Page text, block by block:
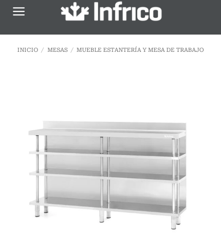
Saltar
INICIO / MESAS / MUEBLE ESTANTERÍA Y MESA DE TRABAJO